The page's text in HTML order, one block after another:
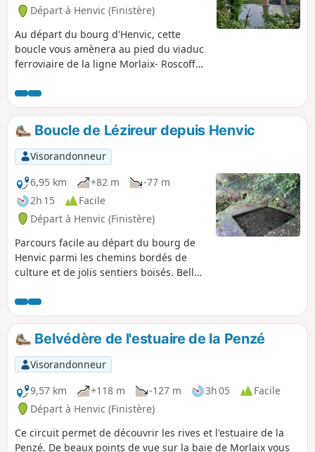
Départ à Henvic (Finistère)
Au départ du bourg d'Henvic, cette
boucle vous amènera au pied du viaduc
ferroviaire de la ligne Morlaix- Roscoff
de la Penzé.
Boucle de Lézireur depuis Henvic
Visorandonneur
6,95 km
+82 m
-77 m
2h 15
Facile
Départ à Henvic (Finistère)
Parcours facile au départ du bourg de
Henvic parmi les chemins bordés de
culture et de jolis sentiers boisés. Belle
finisterien. Circuit praticable à VTT.
Belvédère de l'estuaire de la Penzé
Visorandonneur
9,57 km
+118 m -127 m 3h 05
Facile
Départ à Henvic (Finistère)
Ce circuit permet de découvrir les rives et l'estuaire de la
Penzé. De beaux points de vue sur la baie de Morlaix vous